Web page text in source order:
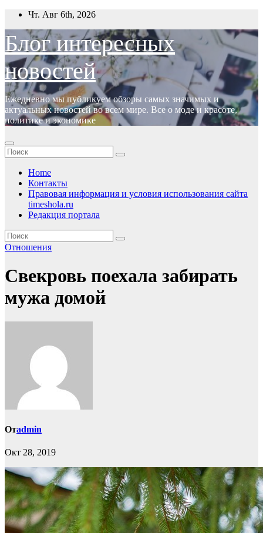
Перейти
содержимому
Чт. Авг 6th, 2026
Блог интересных
новостей
Ежедневно мы публикуем обзоры самых значимых и
актуальных новостей во всем мире. Все о моде и красоте,
политике и экономике
Home
Контакты
Правовая информация и условия использования сайта
timeshola.ru
Редакция портала
Отношения
Свекровь поехала забирать
мужа домой
Отadmin
Окт 28, 2019